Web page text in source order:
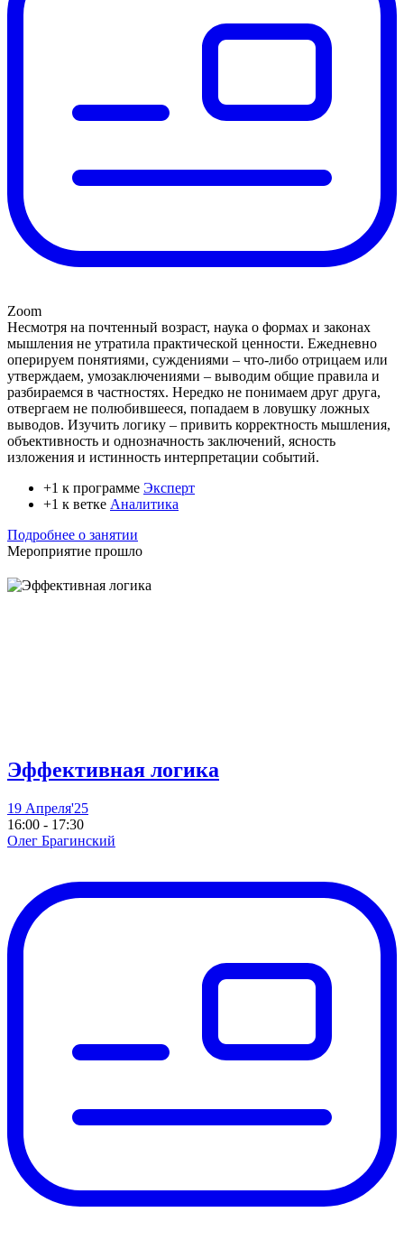
Zoom
Несмотря на почтенный возраст, наука о формах и законах
мышления не утратила практической ценности. Ежедневно
оперируем понятиями, суждениями – что-либо отрицаем или
утверждаем, умозаключениями – выводим общие правила и
разбираемся в частностях. Нередко не понимаем друг друга,
отвергаем не полюбившееся, попадаем в ловушку ложных
выводов. Изучить логику – привить корректность мышления,
объективность и однозначность заключений, ясность
изложения и истинность интерпретации событий.
+1 к программе Эксперт
+1 к ветке Аналитика
Подробнее о занятии
Мероприятие прошло
Эффективная логика
19 Апреля'25
16:00 - 17:30
Олег Брагинский